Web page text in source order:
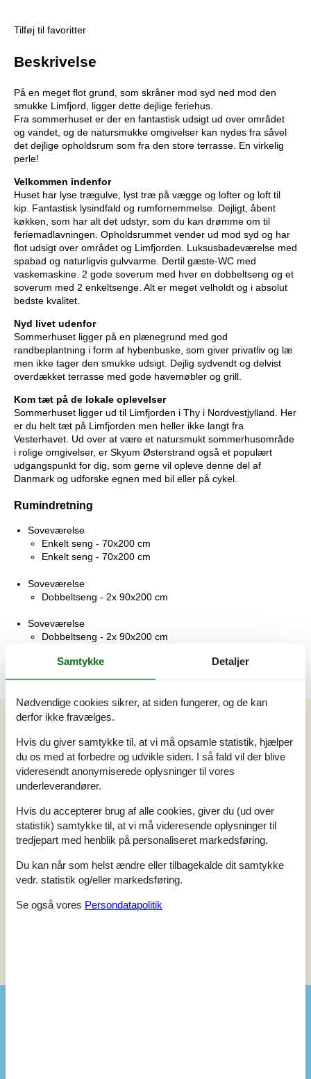
Tilføj til favoritter
Beskrivelse
På en meget flot grund, som skråner mod syd ned mod den
smukke Limfjord, ligger dette dejlige feriehus.
Fra sommerhuset er der en fantastisk udsigt ud over området
og vandet, og de natursmukke omgivelser kan nydes fra såvel
det dejlige opholdsrum som fra den store terrasse. En virkelig
perle!
Velkommen indenfor
Huset har lyse trægulve, lyst træ på vægge og lofter og loft til
kip. Fantastisk lysindfald og rumfornemmelse. Dejligt, åbent
køkken, som har alt det udstyr, som du kan drømme om til
feriemadlavningen. Opholdsrummet vender ud mod syd og har
flot udsigt over området og Limfjorden. Luksusbadeværelse med
spabad og naturligvis gulvvarme. Dertil gæste-WC med
vaskemaskine. 2 gode soverum med hver en dobbeltseng og et
soverum med 2 enkeltsenge. Alt er meget velholdt og i absolut
bedste kvalitet.
Nyd livet udenfor
Sommerhuset ligger på en plænegrund med god
randbeplantning i form af hybenbuske, som giver privatliv og læ
men ikke tager den smukke udsigt. Dejlig sydvendt og delvist
overdækket terrasse med gode havemøbler og grill.
Kom tæt på de lokale oplevelser
Sommerhuset ligger ud til Limfjorden i Thy i Nordvestjylland. Her
er du helt tæt på Limfjorden men heller ikke langt fra
Vesterhavet. Ud over at være et natursmukt sommerhusområde
i rolige omgivelser, er Skyum Østerstrand også et populært
udgangspunkt for dig, som gerne vil opleve denne del af
Danmark og udforske egnen med bil eller på cykel.
Rumindretning
Soveværelse
Enkelt seng - 70x200 cm
Enkelt seng - 70x200 cm
Soveværelse
Dobbeltseng - 2x 90x200 cm
Soveværelse
Dobbeltseng - 2x 90x200 cm
Vores gæsteanmeldelser
4,7 Baseret på3vurderinger
5
4
3
1
Kommentarer
Ingen vurderinger har kommentarer.
Samtykke Detaljer
Nødvendige cookies sikrer, at siden fungerer, og de kan
derfor ikke fravælges.
Hvis du giver samtykke til, at vi må opsamle statistik, hjælper
du os med at forbedre og udvikle siden. I så fald vil der blive
videresendt anonymiserede oplysninger til vores
underleverandører.
Hvis du accepterer brug af alle cookies, giver du (ud over
statistik) samtykke til, at vi må videresende oplysninger til
tredjepart med henblik på personaliseret markedsføring.
Du kan når som helst ændre eller tilbagekalde dit samtykke
vedr. statistik og/eller markedsføring.
Se også vores Persondatapolitik